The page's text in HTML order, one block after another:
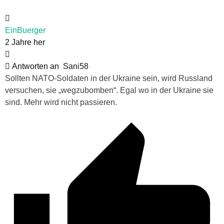
EinBuerger
2 Jahre her
Antworten an Sani58
Sollten NATO-Soldaten in der Ukraine sein, wird Russland
versuchen, sie „wegzubomben“. Egal wo in der Ukraine sie
sind. Mehr wird nicht passieren.